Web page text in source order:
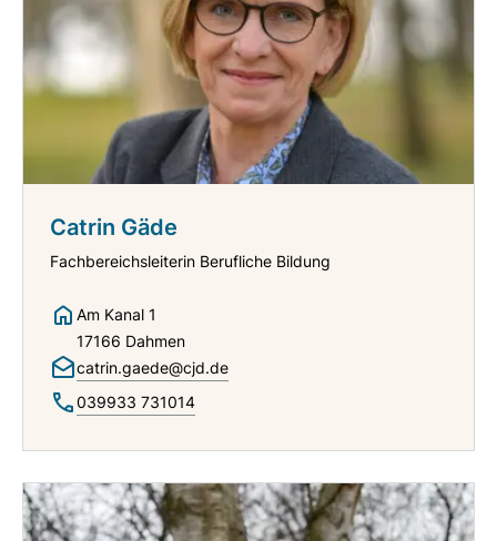
Catrin Gäde
Fachbereichsleiterin Berufliche Bildung
Am Kanal 1
17166 Dahmen
catrin.gaede@cjd.de
039933 731014